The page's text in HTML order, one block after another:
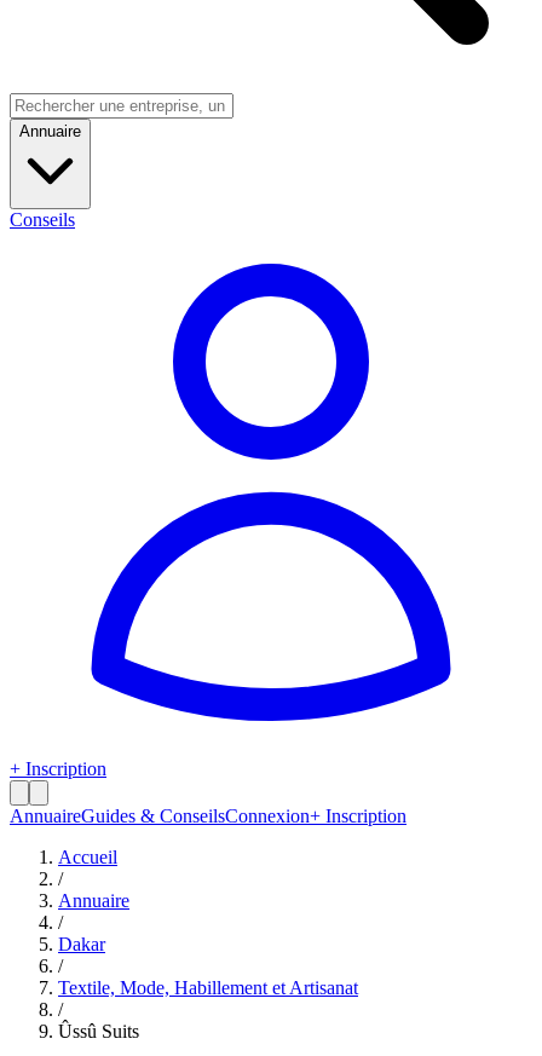
Annuaire
Conseils
+ Inscription
AnnuaireGuides & ConseilsConnexion+ Inscription
Accueil
/
Annuaire
/
Dakar
/
Textile, Mode, Habillement et Artisanat
/
Ûssû Suits